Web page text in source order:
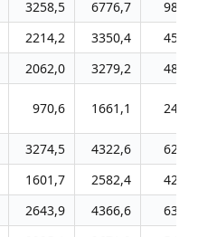
3258,5 6776,7
2214,2 3350,4
2062,0 3279,2
970,6 1661,1
3274,5 4322,6
1601,7 2582,4
2643,9 4366,6